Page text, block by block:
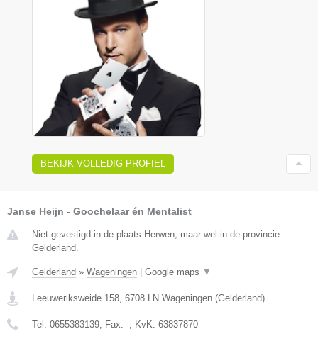
BEKIJK VOLLEDIG PROFIEL
Janse Heijn - Goochelaar én Mentalist
Niet gevestigd in de plaats Herwen, maar wel in de provincie
Gelderland.
Gelderland » Wageningen | Google maps ▼
Leeuweriksweide 158 6708 LN Wageningen (Gelderland)
Tel: 0655383139 , Fax: - , KvK: 63837870